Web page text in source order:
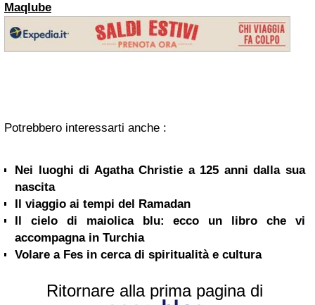
Maqlube
Potrebbero interessarti anche :
Nei luoghi di Agatha Christie a 125 anni dalla sua
nascita
Il viaggio ai tempi del Ramadan
Il cielo di maiolica blu: ecco un libro che vi
accompagna in Turchia
Volare a Fes in cerca di spiritualità e cultura
Ritornare alla prima pagina di